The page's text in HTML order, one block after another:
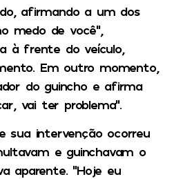
afirmando a um dos
medo de você”,
à frente do veículo,
Em outro momento,
do guincho e afirma
vai ter problema”.
sua intervenção ocorreu
e guinchavam o
aparente. “Hoje eu